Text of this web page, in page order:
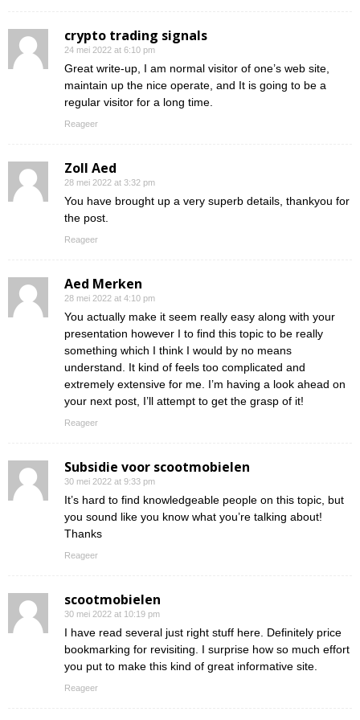
crypto trading signals
24 mei 2022 at 6:10 pm
Great write-up, I am normal visitor of one’s web site,
maintain up the nice operate, and It is going to be a
regular visitor for a long time.
Reageer
Zoll Aed
28 mei 2022 at 3:32 pm
You have brought up a very superb details, thankyou for
the post.
Reageer
Aed Merken
28 mei 2022 at 4:10 pm
You actually make it seem really easy along with your
presentation however I to find this topic to be really
something which I think I would by no means
understand. It kind of feels too complicated and
extremely extensive for me. I’m having a look ahead on
your next post, I’ll attempt to get the grasp of it!
Reageer
Subsidie voor scootmobielen
30 mei 2022 at 9:33 pm
It’s hard to find knowledgeable people on this topic, but
you sound like you know what you’re talking about!
Thanks
Reageer
scootmobielen
30 mei 2022 at 10:19 pm
I have read several just right stuff here. Definitely price
bookmarking for revisiting. I surprise how so much effort
you put to make this kind of great informative site.
Reageer